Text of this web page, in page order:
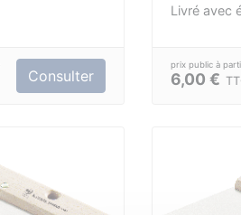
Consulter
Livré avec
6,00 €